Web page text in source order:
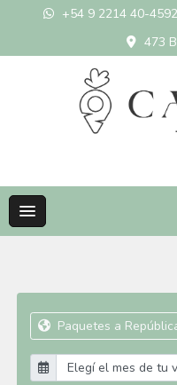
+54 9 2214 40-4592
473
Paquetes a